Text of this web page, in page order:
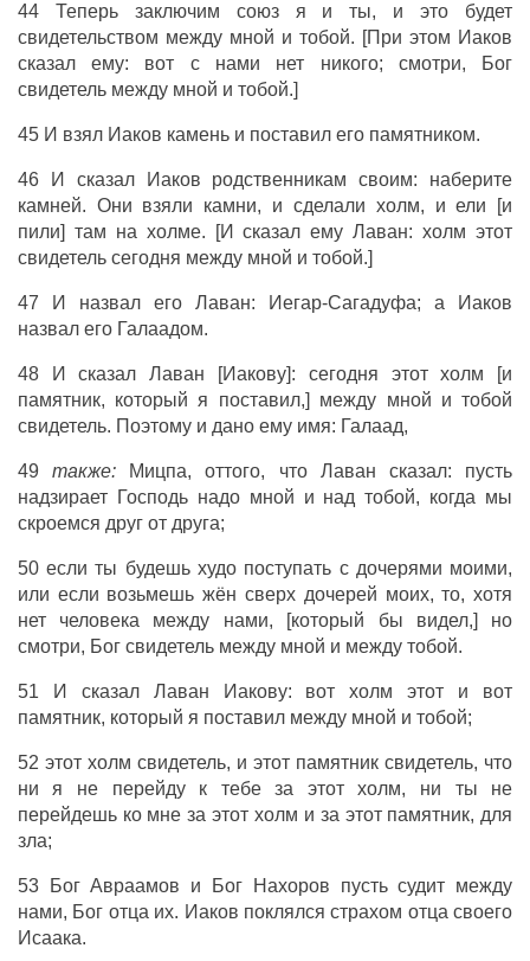
44 Теперь заключим союз я и ты, и это будет
свидетельством между мной и тобой. [При этом Иаков
сказал ему: вот с нами нет никого; смотри, Бог
свидетель между мной и тобой.]
45 И взял Иаков камень и поставил его памятником.
46 И сказал Иаков родственникам своим: наберите
камней. Они взяли камни, и сделали холм, и ели [и
пили] там на холме. [И сказал ему Лаван: холм этот
свидетель сегодня между мной и тобой.]
47 И назвал его Лаван: Иегар-Сагадуфа; а Иаков
назвал его Галаадом.
48 И сказал Лаван [Иакову]: сегодня этот холм [и
памятник, который я поставил,] между мной и тобой
свидетель. Поэтому и дано ему имя: Галаад,
49 также:Мицпа, оттого, что Лаван сказал: пусть
надзирает Господь надо мной и над тобой, когда мы
скроемся друг от друга;
50 если ты будешь худо поступать с дочерями моими,
или если возьмешь жён сверх дочерей моих, то, хотя
нет человека между нами, [который бы видел,] но
смотри, Бог свидетель между мной и между тобой.
51 И сказал Лаван Иакову: вот холм этот и вот
памятник, который я поставил между мной и тобой;
52 этот холм свидетель, и этот памятник свидетель, что
ни я не перейду к тебе за этот холм, ни ты не
перейдешь ко мне за этот холм и за этот памятник, для
зла;
53 Бог Авраамов и Бог Нахоров пусть судит между
нами, Бог отца их. Иаков поклялся страхом отца своего
Исаака.